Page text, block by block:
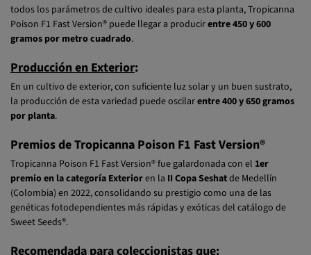
En un cultivo de interior, con iluminación artificial y cumpliendo con
todos los parámetros de cultivo ideales para esta planta, Tropicanna
Poison F1 Fast Version® puede llegar a producir
Producción en Exterior:
En un cultivo de exterior, con suficiente luz solar y un buen sustrato,
la producción de esta variedad puede oscilar
Premios de Tropicanna Poison F1 Fast Version®
Tropicanna Poison F1 Fast Version® fue galardonada con el1er
premio en la categoría Exterioren laII Copa Seshat de Medellín
(Colombia) en 2022, consolidando su prestigio como una de las
genéticas fotodependientes más rápidas y exóticas del catálogo de